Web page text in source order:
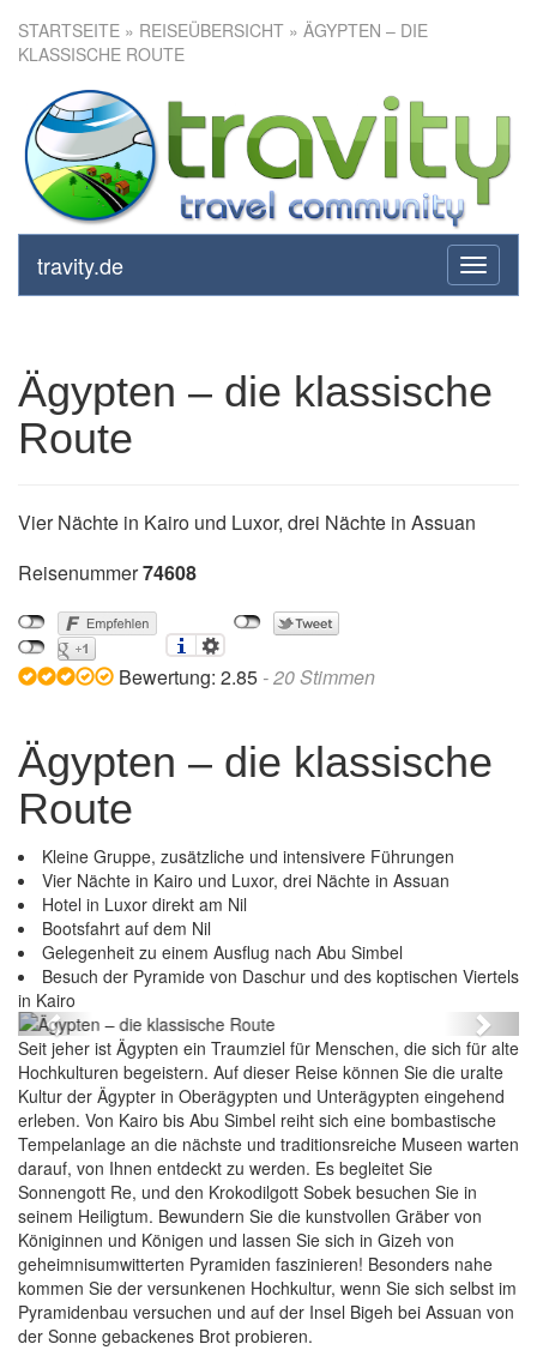
STARTSEITE » REISEÜBERSICHT » ÄGYPTEN – DIE
KLASSISCHE ROUTE
toggle
travity.de
Ägypten – die klassische
Route
Ägypten – die klassische
Route
Vier Nächte in Kairo und Luxor, drei Nächte in Assuan
Reisenummer74608
Bewertung: 2.85 -20Stimmen
Ägypten – die klassische
Route
Kleine Gruppe, zusätzliche und intensivere Führungen
Vier Nächte in Kairo und Luxor, drei Nächte in Assuan
Hotel in Luxor direkt am Nil
Bootsfahrt auf dem Nil
Gelegenheit zu einem Ausflug nach Abu Simbel
Besuch der Pyramide von Daschur und des koptischen Viertels
in Kairo
Ägypten – die klassische Route
Previous Next
Seit jeher ist Ägypten ein Traumziel für Menschen, die sich für alte
Hochkulturen begeistern. Auf dieser Reise können Sie die uralte
Kultur der Ägypter in Oberägypten und Unterägypten eingehend
erleben. Von Kairo bis Abu Simbel reiht sich eine bombastische
Tempelanlage an die nächste und traditionsreiche Museen warten
darauf, von Ihnen entdeckt zu werden. Es begleitet Sie
Sonnengott Re, und den Krokodilgott Sobek besuchen Sie in
seinem Heiligtum. Bewundern Sie die kunstvollen Gräber von
Königinnen und Königen und lassen Sie sich in Gizeh von
geheimnisumwitterten Pyramiden faszinieren! Besonders nahe
kommen Sie der versunkenen Hochkultur, wenn Sie sich selbst im
Pyramidenbau versuchen und auf der Insel Bigeh bei Assuan von
der Sonne gebackenes Brot probieren.